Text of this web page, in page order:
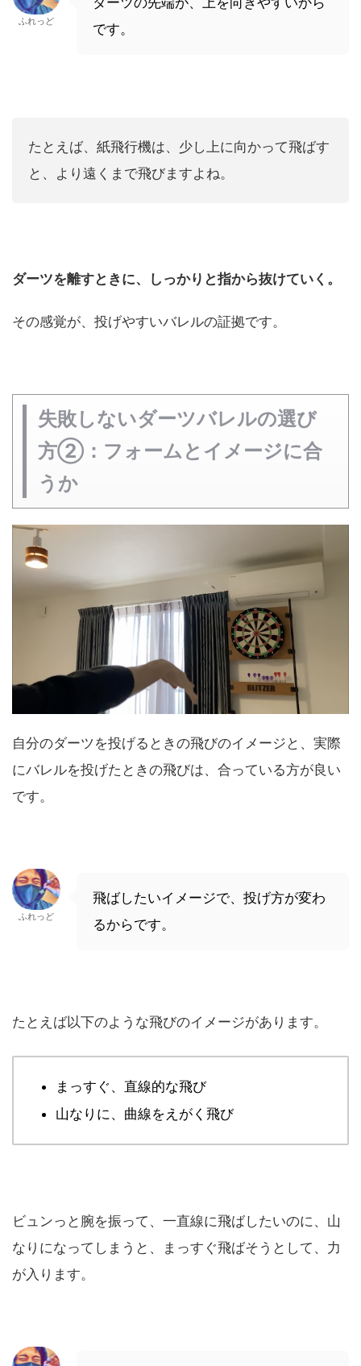
ふれっど
です。
たとえば、紙飛行機は、少し上に向かって飛ばす
と、より遠くまで飛びますよね。
ダーツを離すときに、しっかりと指から抜けていく。
その感覚が、投げやすいバレルの証拠です。
失敗しないダーツバレルの選び
方②：フォームとイメージに合
うか
自分のダーツを投げるときの飛びのイメージと、実際
にバレルを投げたときの飛びは、合っている方が良い
です。
ふれっど
飛ばしたいイメージで、投げ方が変わ
るからです。
たとえば以下のような飛びのイメージがあります。
まっすぐ、直線的な飛び
山なりに、曲線をえがく飛び
ビュンっと腕を振って、一直線に飛ばしたいのに、山
なりになってしまうと、まっすぐ飛ばそうとして、力
が入ります。